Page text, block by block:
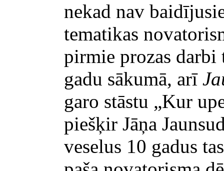
nekad nav
tematikas
pirmie prozas
gadu sākumā, arī
garo stāstu „Kur
piešķir Jāņa
veselus 10 gadus